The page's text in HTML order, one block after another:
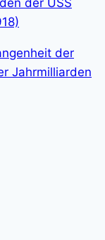
der
Jahrmilliarden